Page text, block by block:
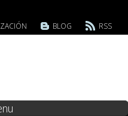
BLOG RSS